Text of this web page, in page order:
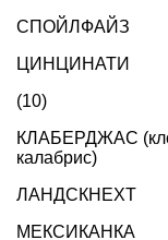
СПОЙЛФАЙЗ
ЦИНЦИНАТИ
(10)
КЛАБЕРДЖАС
калабрис)
ЛАНДСКНЕХТ
МЕКСИКАНКА